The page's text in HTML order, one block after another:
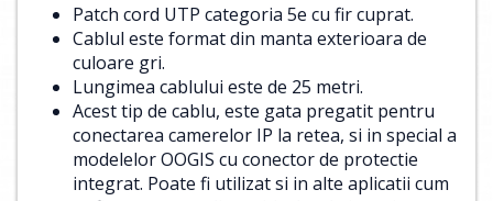
Patch cord UTP categoria 5e cu fir cuprat.
Cablul este format din manta exterioara de
culoare gri.
Lungimea cablului este de 25 metri.
Acest tip de cablu, este gata pregatit pentru
conectarea camerelor IP la retea, si in special a
modelelor OOGIS cu conector de protectie
integrat. Poate fi utilizat si in alte aplicatii cum